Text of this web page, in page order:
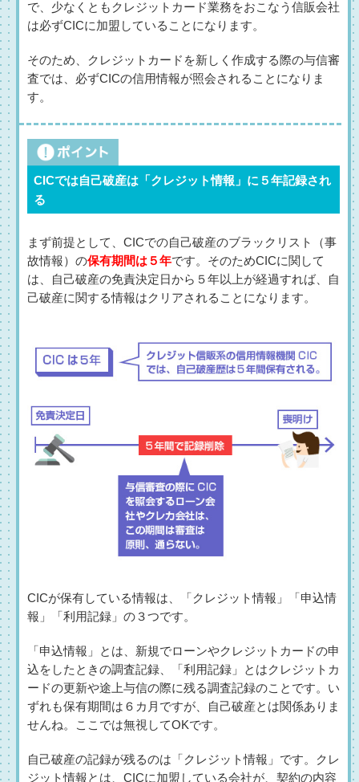
で、少なくともクレジットカード業務をおこなう信販会社
は必ずCICに加盟していることになります。
そのため、クレジットカードを新しく作成する際の与信審
査では、必ずCICの信用情報が照会されることになりま
す。
CICでは自己破産は「クレジット情報」に５年記録され
る
まず前提として、CICでの自己破産のブラックリスト（事
故情報）の保有期間は５年です。そのためCICに関して
は、自己破産の免責決定日から５年以上が経過すれば、自
己破産に関する情報はクリアされることになります。
CICが保有している情報は、「クレジット情報」「申込情
報」「利用記録」の３つです。
「申込情報」とは、新規でローンやクレジットカードの申
込をしたときの調査記録、「利用記録」とはクレジットカ
ードの更新や途上与信の際に残る調査記録のことです。い
ずれも保有期間は６カ月ですが、自己破産とは関係ありま
せんね。ここでは無視してOKです。
自己破産の記録が残るのは「クレジット情報」です。クレ
ジット情報とは、CICに加盟している会社が、 契約の内容